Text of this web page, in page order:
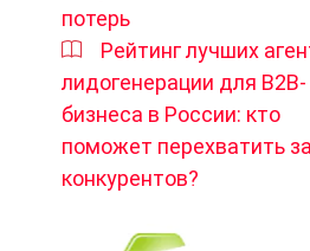
потерь
Рейтинг лучших
лидогенерации для B2B-
бизнеса в России: кто
поможет перехватить
конкурентов?